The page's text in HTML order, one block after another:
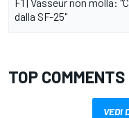
dalla SF-25"
TOP COMMENTS
VEDI